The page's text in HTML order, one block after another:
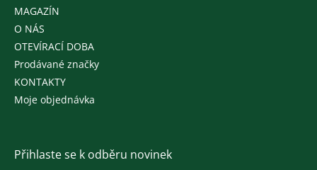
MAGAZÍN
O NÁS
OTEVÍRACÍ DOBA
Prodávané značky
KONTAKTY
Moje objednávka
Přihlaste se k odběru novinek